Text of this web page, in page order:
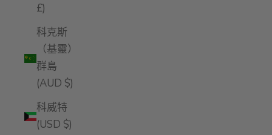
£)
科克斯
（基靈）
群島
(AUD $)
科威特
(USD $)